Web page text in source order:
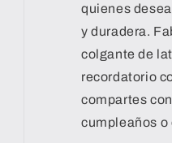
quienes
y duradera.
colgante de
recordatorio
compartes
cumpleaños o